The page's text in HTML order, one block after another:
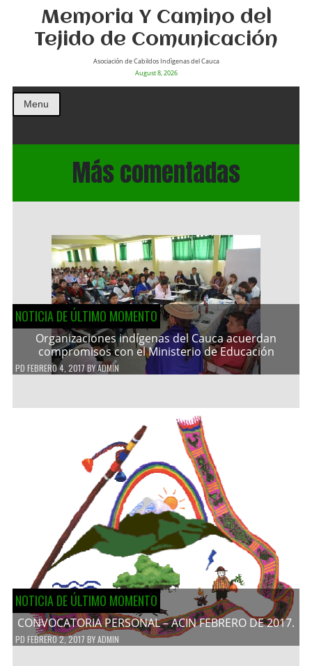
Memoria Y Camino del
Tejido de Comunicación
Asociación de Cabildos Indìgenas del Cauca
August 8, 2026
Menu
Más comentadas
NOTICIA DE ÚLTIMO MOMENTO
Organizaciones indígenas del Cauca acuerdan
compromisos con el Ministerio de Educación
PD FEBRERO 4, 2017 BYADMIN
NOTICIA DE ÚLTIMO MOMENTO
CONVOCATORIA PERSONAL – ACIN FEBRERO DE 2017.
PD FEBRERO 2, 2017 BYADMIN